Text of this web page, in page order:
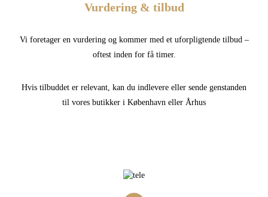
Vurdering & tilbud
Vi foretager en vurdering og kommer med et uforpligtende tilbud –
oftest inden for få timer.
Hvis tilbuddet er relevant, kan du indlevere eller sende genstanden
til vores butikker i København eller Århus